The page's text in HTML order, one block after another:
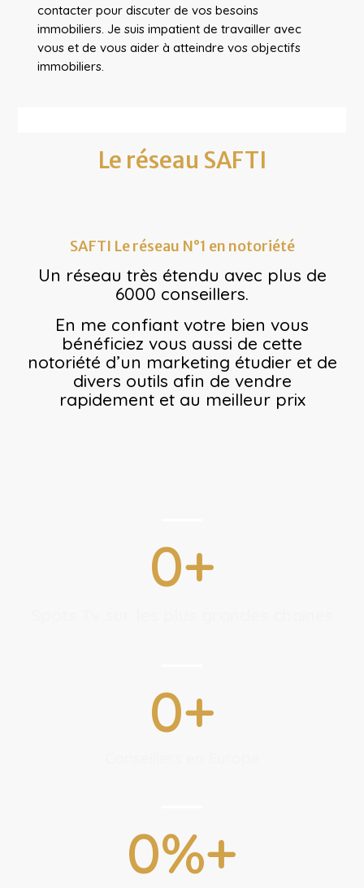
contacter pour discuter de vos besoins
immobiliers. Je suis impatient de travailler avec
vous et de vous aider à atteindre vos objectifs
immobiliers.
Le réseau SAFTI
SAFTI Le réseau N°1 en notoriété
Un réseau très étendu avec plus de
6000 conseillers.
En me confiant votre bien vous
bénéficiez vous aussi de cette
notoriété d’un marketing étudier et de
divers outils afin de vendre
rapidement et au meilleur prix
0+
0+
0%+